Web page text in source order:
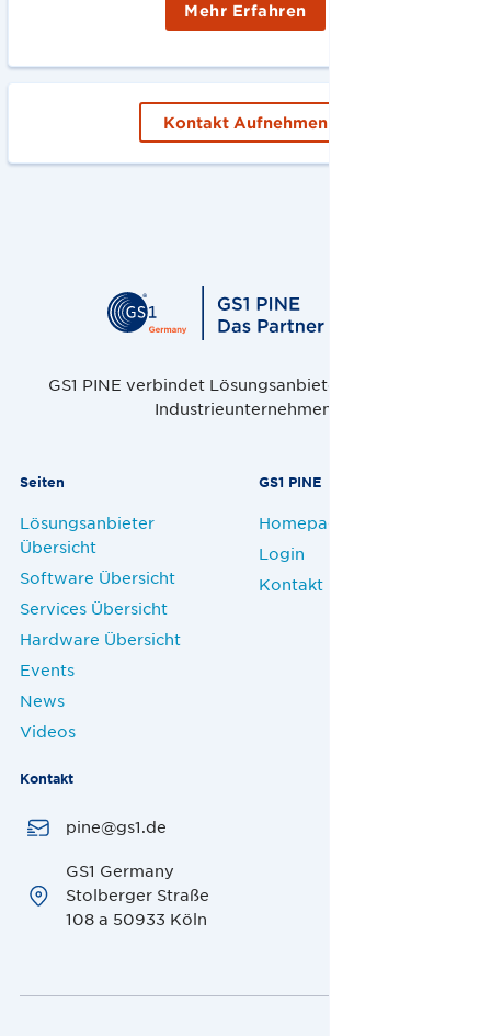
Mehr Erfahren
Kontakt Aufnehmen
GS1 PINE verbindet Lösungsanbieter, Handel und
Industrieunternehmen.
Seiten
Lösungsanbieter
Übersicht
Software Übersicht
Services Übersicht
Hardware Übersicht
Events
News
Videos
GS1 PINE
Homepage
Login
Kontakt
Kontakt
pine@gs1.de
GS1 Germany
Stolberger Straße
108 a 50933 Köln